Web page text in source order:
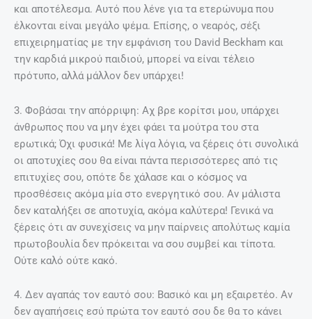
και αποτέλεσμα. Αυτό που λένε για τα ετερώνυμα που
έλκονται είναι μεγάλο ψέμα. Επίσης, ο νεαρός, σέξι
επιχειρηματίας με την εμφάνιση του David Beckham και
την καρδιά μικρού παιδιού, μπορεί να είναι τέλειο
πρότυπο, αλλά μάλλον δεν υπάρχει!
3. Φοβάσαι την απόρριψη: Αχ βρε κορίτσι μου, υπάρχει
άνθρωπος που να μην έχει φάει τα μούτρα του στα
ερωτικά; Όχι φυσικά! Με λίγα λόγια, να ξέρεις ότι συνολικά
οι αποτυχίες σου θα είναι πάντα περισσότερες από τις
επιτυχίες σου, οπότε δε χάλασε και ο κόσμος να
προσθέσεις ακόμα μία στο ενεργητικό σου. Αν μάλιστα
δεν καταλήξει σε αποτυχία, ακόμα καλύτερα! Γενικά να
ξέρεις ότι αν συνεχίσεις να μην παίρνεις απολύτως καμία
πρωτοβουλία δεν πρόκειται να σου συμβεί και τίποτα.
Ούτε καλό ούτε κακό.
4. Δεν αγαπάς τον εαυτό σου: Βασικό και μη εξαιρετέο. Αν
δεν αγαπήσεις εσύ πρώτα τον εαυτό σου δε θα το κάνει